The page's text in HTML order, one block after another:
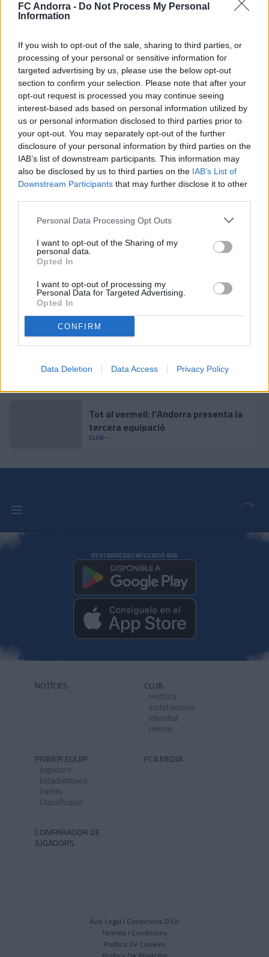
FC Andorra - Do Not Process My Personal
Information
If you wish to opt-out of the sale, sharing to third parties, or
processing of your personal or sensitive information for
targeted advertising by us, please use the below opt-out
section to confirm your selection. Please note that after your
opt-out request is processed you may continue seeing
interest-based ads based on personal information utilized by
us or personal information disclosed to third parties prior to
your opt-out. You may separately opt-out of the further
disclosure of your personal information by third parties on the
IAB’s list of downstream participants. This information may
also be disclosed by us to third parties on the IAB’s List of
Downstream Participants that may further disclose it to other
Personal Data Processing Opt Outs
I want to opt-out of the Sharing of my
personal data.
Opted In
I want to opt-out of processing my
Personal Data for Targeted Advertising.
Opted In
CONFIRM
Data Deletion Data Access Privacy Policy
Notícies relacionades
Trobada informal amb els mitjans de
comunicació
El partit de Festa Major tindrà
a peu de camp
CLUB
de ciclisme
Tot al vermell: l'Andorra presenta la
tercera equipació
CLUB
DESCARREGA L'APLICACIÓ ARA
NOTÍCIES CLUB
Història
Instal·lacions
Identitat
Himne
PRIMER EQUIP
Jugadors
Estadístiques
Partits
Classificació
FCA MEDIA
COMPARADOR DE
JUGADORS
Avís Legal I Condicions D'Ús
Termes I Condicions
Política De Cookies